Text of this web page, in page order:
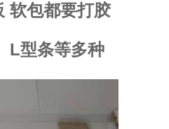
软包都要打胶
L型条等多种